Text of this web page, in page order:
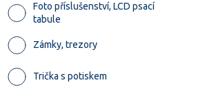
Foto příslušenství, LCD psací
tabule
Zámky, trezory
Trička s potiskem